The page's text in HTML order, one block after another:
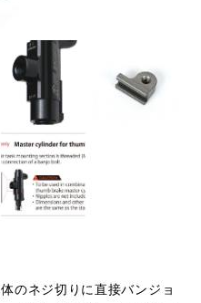
のネジ切りに直接バンジョ